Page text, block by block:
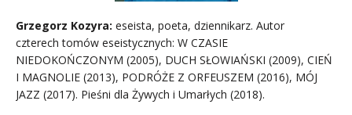
Grzegorz Kozyra: eseista, poeta, dziennikarz. Autor
czterech tomów eseistycznych: W CZASIE
NIEDOKOŃCZONYM (2005), DUCH SŁOWIAŃSKI (2009), CIEŃ
I MAGNOLIE (2013), PODRÓŻE Z ORFEUSZEM (2016), MÓJ
JAZZ (2017). Pieśni dla Żywych i Umarłych (2018).